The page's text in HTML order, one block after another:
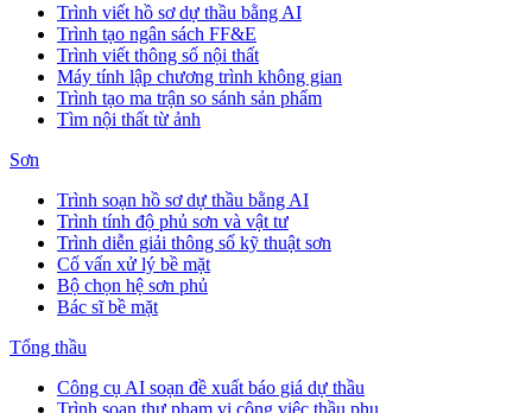
Trình viết hồ sơ dự thầu bằng AI
Trình tạo ngân sách FF&E
Trình viết thông số nội thất
Máy tính lập chương trình không gian
Trình tạo ma trận so sánh sản phẩm
Tìm nội thất từ ảnh
Sơn
Trình soạn hồ sơ dự thầu bằng AI
Trình tính độ phủ sơn và vật tư
Trình diễn giải thông số kỹ thuật sơn
Cố vấn xử lý bề mặt
Bộ chọn hệ sơn phủ
Bác sĩ bề mặt
Tổng thầu
Công cụ AI soạn đề xuất báo giá dự thầu
Trình soạn thư phạm vi công việc thầu phụ